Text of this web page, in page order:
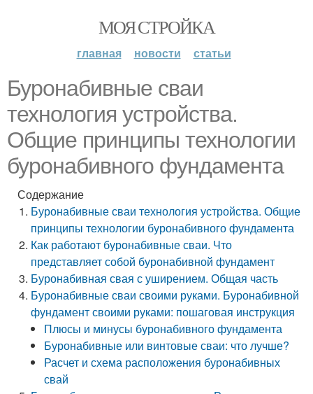
МОЯ СТРОЙКА
главная новости статьи
Буронабивные сваи
технология устройства.
Общие принципы технологии
буронабивного фундамента
Содержание
Буронабивные сваи технология устройства. Общие
принципы технологии буронабивного фундамента
Как работают буронабивные сваи. Что
представляет собой буронабивной фундамент
Буронабивная свая с уширением. Общая часть
Буронабивные сваи своими руками. Буронабивной
фундамент своими руками: пошаговая инструкция
Плюсы и минусы буронабивного фундамента
Буронабивные или винтовые сваи: что лучше?
Расчет и схема расположения буронабивных
свай